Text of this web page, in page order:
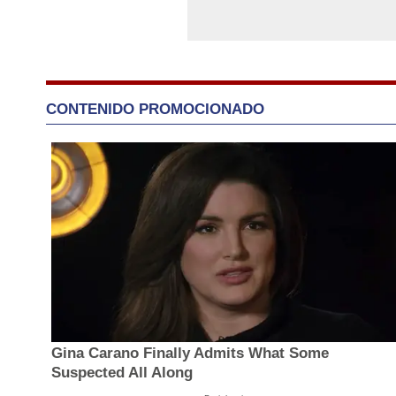
CONTENIDO PROMOCIONADO
Gina Carano Finally Admits What Some
Suspected All Along